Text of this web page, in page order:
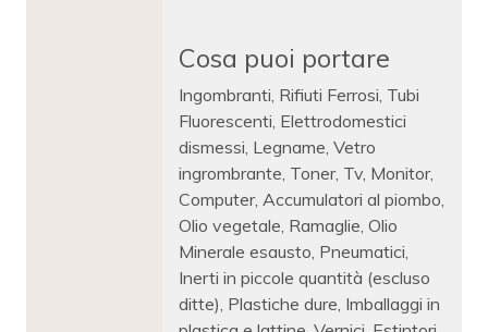
Cosa puoi portare
Ingombranti, Rifiuti Ferrosi, Tubi
Fluorescenti, Elettrodomestici
dismessi, Legname, Vetro
ingrombrante, Toner, Tv, Monitor,
Computer, Accumulatori al piombo,
Olio vegetale, Ramaglie, Olio
Minerale esausto, Pneumatici,
Inerti in piccole quantità (escluso
ditte), Plastiche dure, Imballaggi in